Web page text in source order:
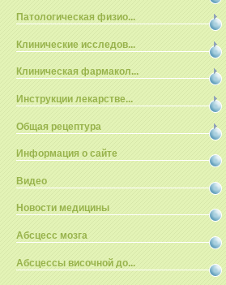
Патологическая физио...
Клинические исследов...
Клиническая фармакол...
Инструкции лекарстве...
Общая рецептура
Информация о сайте
Видео
Новости медицины
Абсцесс мозга
Абсцессы височной до...